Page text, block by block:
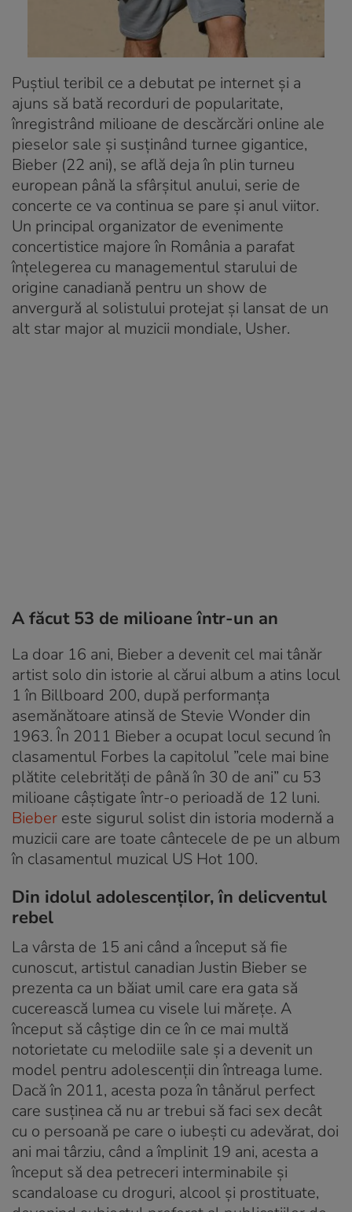
Puștiul teribil ce a debutat pe internet și a
ajuns să bată recorduri de popularitate,
înregistrând milioane de descărcări online ale
pieselor sale și susținând turnee gigantice,
Bieber (22 ani), se află deja în plin turneu
european până la sfârșitul anului, serie de
concerte ce va continua se pare și anul viitor.
Un principal organizator de evenimente
concertistice majore în România a parafat
înțelegerea cu managementul starului de
origine canadiană pentru un show de
anvergură al solistului protejat și lansat de un
alt star major al muzicii mondiale, Usher.
A făcut 53 de milioane într-un an
La doar 16 ani, Bieber a devenit cel mai tânăr
artist solo din istorie al cărui album a atins locul
1 în Billboard 200, după performanța
asemănătoare atinsă de Stevie Wonder din
1963. În 2011 Bieber a ocupat locul secund în
clasamentul Forbes la capitolul ”cele mai bine
plătite celebrități de până în 30 de ani” cu 53
milioane câștigate într-o perioadă de 12 luni.
Bieber este sigurul solist din istoria modernă a
muzicii care are toate cântecele de pe un album
în clasamentul muzical US Hot 100.
Din idolul adolescenților, în delicventul
rebel
La vârsta de 15 ani când a început să fie
cunoscut, artistul canadian Justin Bieber se
prezenta ca un băiat umil care era gata să
cucerească lumea cu visele lui mărețe. A
început să câştige din ce în ce mai multă
notorietate cu melodiile sale și a devenit un
model pentru adolescenții din întreaga lume.
Dacă în 2011, acesta poza în tânărul perfect
care susținea că nu ar trebui să faci sex decât
cu o persoană pe care o iubești cu adevărat, doi
ani mai târziu, când a împlinit 19 ani, acesta a
început să dea petreceri interminabile și
scandaloase cu droguri, alcool și prostituate,